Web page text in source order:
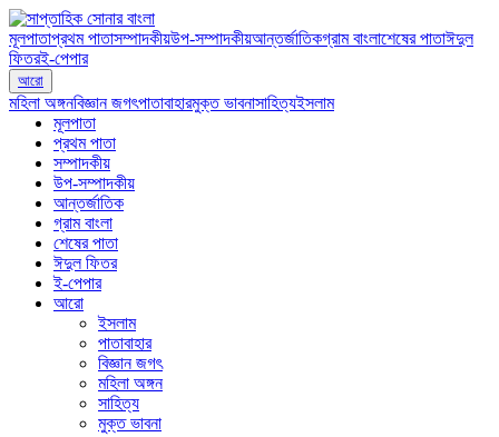
মূলপাতাপ্রথম পাতাসম্পাদকীয়উপ-সম্পাদকীয়আন্তর্জাতিকগ্রাম বাংলাশেষের পাতাঈদুল
ফিতরই-পেপার
আরো
মহিলা অঙ্গনবিজ্ঞান জগৎপাতাবাহারমুক্ত ভাবনাসাহিত্যইসলাম
মূলপাতা
প্রথম পাতা
সম্পাদকীয়
উপ-সম্পাদকীয়
আন্তর্জাতিক
গ্রাম বাংলা
শেষের পাতা
ঈদুল ফিতর
ই-পেপার
আরো
ইসলাম
পাতাবাহার
বিজ্ঞান জগৎ
মহিলা অঙ্গন
সাহিত্য
মুক্ত ভাবনা